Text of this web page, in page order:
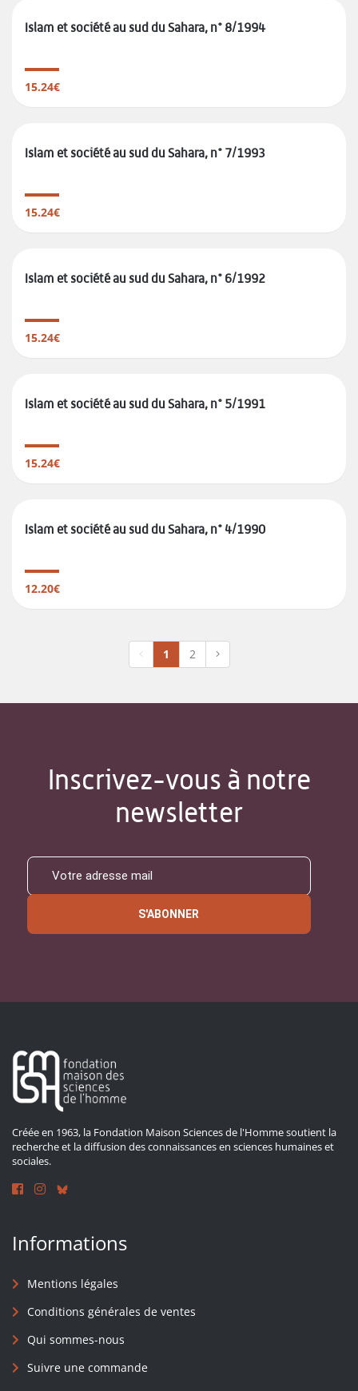
Islam et société au sud du Sahara, n° 8/1994
15.24€
Islam et société au sud du Sahara, n° 7/1993
15.24€
Islam et société au sud du Sahara, n° 6/1992
15.24€
Islam et société au sud du Sahara, n° 5/1991
15.24€
Islam et société au sud du Sahara, n° 4/1990
12.20€
1 2
Inscrivez-vous à notre
newsletter
S'ABONNER
Créée en 1963, la Fondation Maison Sciences de l'Homme soutient la
recherche et la diffusion des connaissances en sciences humaines et
sociales.
Informations
Mentions légales
Conditions générales de ventes
Qui sommes-nous
Suivre une commande